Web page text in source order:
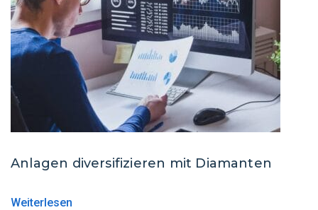
Anlagen diversifizieren mit Diamanten
Weiterlesen